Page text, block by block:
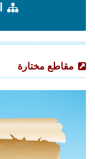
مقاطع مختارة